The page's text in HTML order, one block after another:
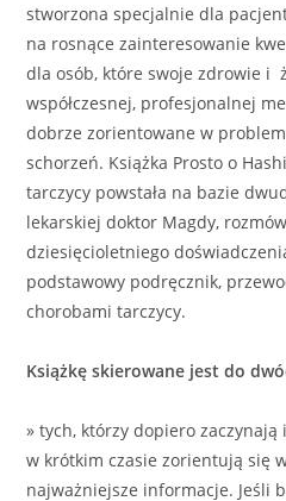
stworzona specjalnie dla
na rosnące zainteresowanie
dla osób, które swoje zdrowie i
współczesnej, profesjonalnej
dobrze zorientowane w
schorzeń. Książka Prosto o
tarczycy powstała na bazie
lekarskiej doktor Magdy,
dziesięcioletniego
podstawowy podręcznik,
chorobami tarczycy.
Książkę skierowane jest do
» tych, którzy dopiero
w krótkim czasie zorientują się
najważniejsze informacje. Jeśli